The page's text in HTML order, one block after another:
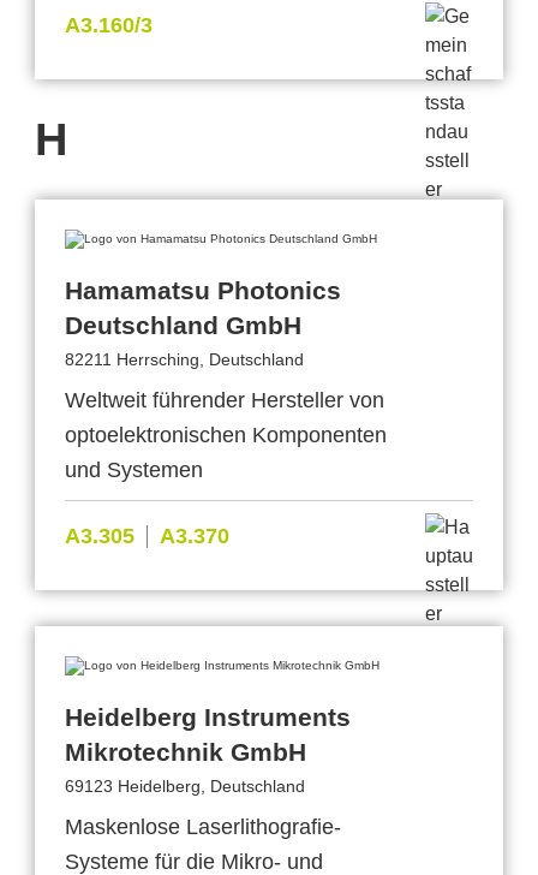
A3.160/3
H
Hamamatsu Photonics
Deutschland GmbH
82211 Herrsching, Deutschland
Weltweit führender Hersteller von
optoelektronischen Komponenten
und Systemen
A3.305 A3.370
Heidelberg Instruments
Mikrotechnik GmbH
69123 Heidelberg, Deutschland
Maskenlose Laserlithografie-
Systeme für die Mikro- und